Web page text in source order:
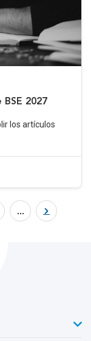
2027
los artículos
...